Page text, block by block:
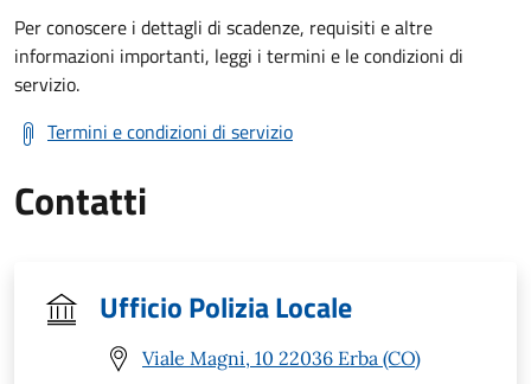
Per conoscere i dettagli di scadenze, requisiti e altre
informazioni importanti, leggi i termini e le condizioni di
servizio.
Termini e condizioni di servizio
Contatti
Ufficio Polizia Locale
Viale Magni, 10 22036 Erba (CO)